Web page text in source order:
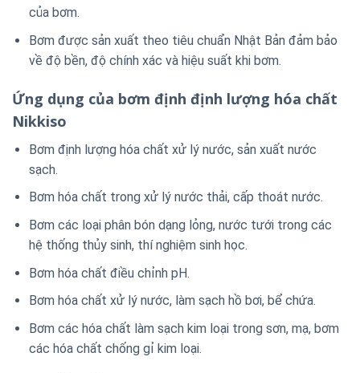
của bơm.
Bơm được sản xuất theo tiêu chuẩn Nhật Bản đảm bảo
về độ bền, độ chính xác và hiệu suất khi bơm.
Ứng dụng của bơm định định lượng hóa chất
Nikkiso
Bơm định lượng hóa chất xử lý nước, sản xuất nước
sạch.
Bơm hóa chất trong xử lý nước thải, cấp thoát nước.
Bơm các loại phân bón dạng lỏng, nước tưới trong các
hệ thống thủy sinh, thí nghiệm sinh học.
Bơm hóa chất điều chỉnh pH.
Bơm hóa chất xử lý nước, làm sạch hồ bơi, bể chứa.
Bơm các hóa chất làm sạch kim loại trong sơn, mạ, bơm
các hóa chất chống gỉ kim loại.